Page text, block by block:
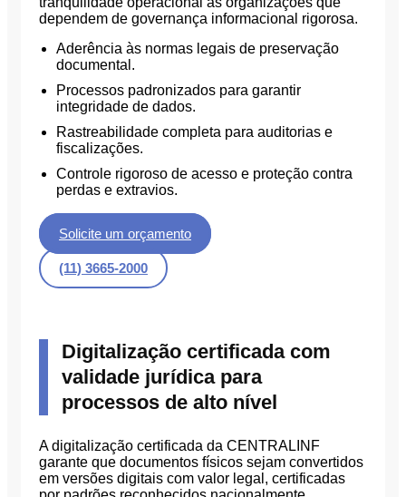
dependem de governança informacional rigorosa.
Aderência às normas legais de preservação
documental.
Processos padronizados para garantir
integridade de dados.
Rastreabilidade completa para auditorias e
fiscalizações.
Controle rigoroso de acesso e proteção contra
perdas e extravios.
Solicite um orçamento
(11) 3665-2000
Digitalização certificada com
validade jurídica para
processos de alto nível
A digitalização certificada da CENTRALINF
garante que documentos físicos sejam convertidos
em versões digitais com valor legal, certificadas